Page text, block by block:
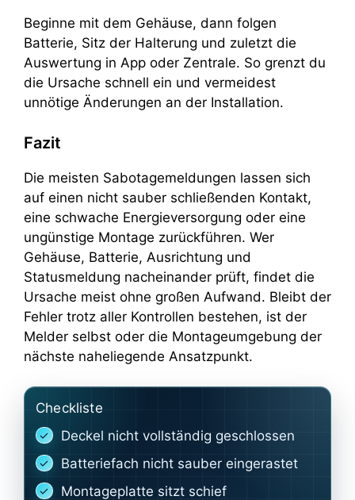
Beginne mit dem Gehäuse, dann folgen
Batterie, Sitz der Halterung und zuletzt die
Auswertung in App oder Zentrale. So grenzt du
die Ursache schnell ein und vermeidest
unnötige Änderungen an der Installation.
Fazit
Die meisten Sabotagemeldungen lassen sich
auf einen nicht sauber schließenden Kontakt,
eine schwache Energieversorgung oder eine
ungünstige Montage zurückführen. Wer
Gehäuse, Batterie, Ausrichtung und
Statusmeldung nacheinander prüft, findet die
Ursache meist ohne großen Aufwand. Bleibt der
Fehler trotz aller Kontrollen bestehen, ist der
Melder selbst oder die Montageumgebung der
nächste naheliegende Ansatzpunkt.
Checkliste
Deckel nicht vollständig geschlossen
Batteriefach nicht sauber eingerastet
Montageplatte sitzt schief